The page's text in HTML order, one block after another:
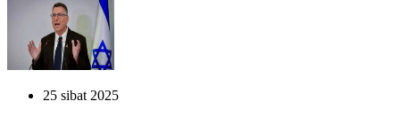
25 sibat 2025